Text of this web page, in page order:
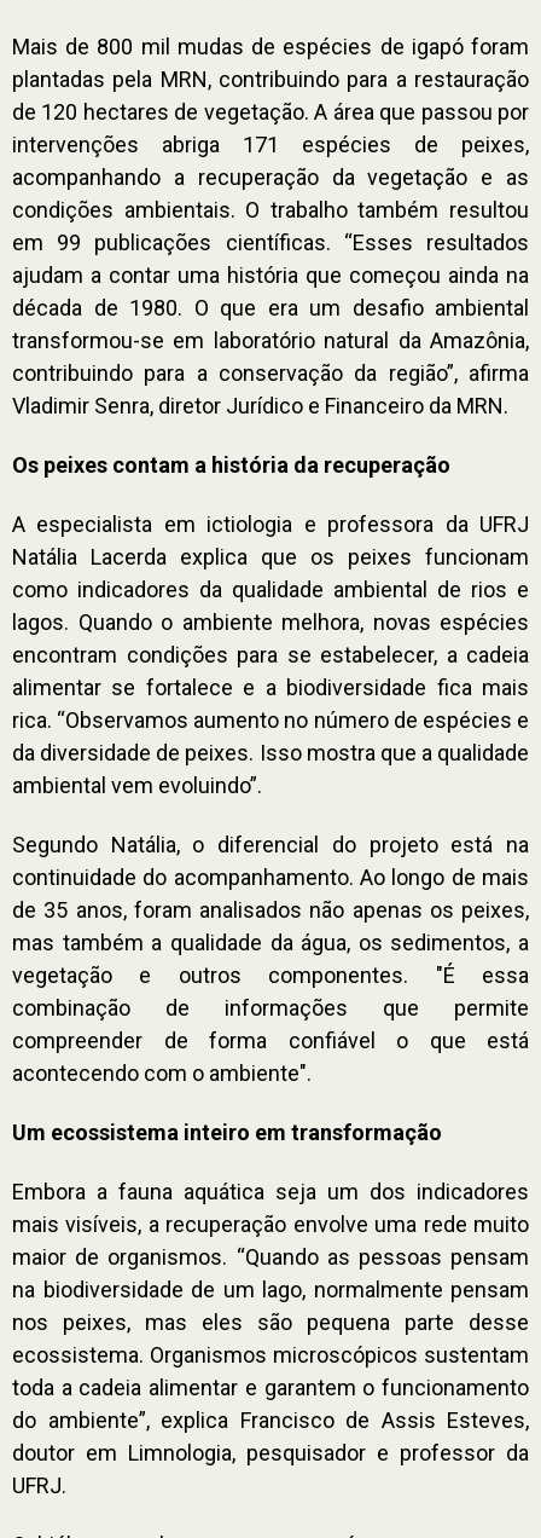
Mais de 800 mil mudas de espécies de igapó foram
plantadas pela MRN, contribuindo para a restauração
de 120 hectares de vegetação. A área que passou por
intervenções abriga 171 espécies de peixes,
acompanhando a recuperação da vegetação e as
condições ambientais. O trabalho também resultou
em 99 publicações científicas. “Esses resultados
ajudam a contar uma história que começou ainda na
década de 1980. O que era um desafio ambiental
transformou-se em laboratório natural da Amazônia,
contribuindo para a conservação da região”, afirma
Vladimir Senra, diretor Jurídico e Financeiro da MRN.
Os peixes contam a história da recuperação
A especialista em ictiologia e professora da UFRJ
Natália Lacerda explica que os peixes funcionam
como indicadores da qualidade ambiental de rios e
lagos. Quando o ambiente melhora, novas espécies
encontram condições para se estabelecer, a cadeia
alimentar se fortalece e a biodiversidade fica mais
rica. “Observamos aumento no número de espécies e
da diversidade de peixes. Isso mostra que a qualidade
ambiental vem evoluindo”.
Segundo Natália, o diferencial do projeto está na
continuidade do acompanhamento. Ao longo de mais
de 35 anos, foram analisados não apenas os peixes,
mas também a qualidade da água, os sedimentos, a
vegetação e outros componentes. "É essa
combinação de informações que permite
compreender de forma confiável o que está
acontecendo com o ambiente".
Um ecossistema inteiro em transformação
Embora a fauna aquática seja um dos indicadores
mais visíveis, a recuperação envolve uma rede muito
maior de organismos. “Quando as pessoas pensam
na biodiversidade de um lago, normalmente pensam
nos peixes, mas eles são pequena parte desse
ecossistema. Organismos microscópicos sustentam
toda a cadeia alimentar e garantem o funcionamento
do ambiente”, explica Francisco de Assis Esteves,
doutor em Limnologia, pesquisador e professor da
UFRJ.